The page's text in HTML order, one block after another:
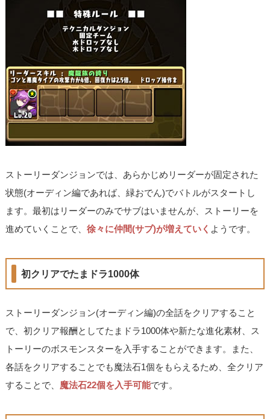
ストーリーダンジョンでは、あらかじめリーダーが固定された
状態(オーディン編であれば、緑おでん)でバトルがスタートし
ます。最初はリーダーのみでサブはいませんが、ストーリーを
進めていくことで、徐々に仲間(サブ)が増えていく ようです。
初クリアでたまドラ1000体
ストーリーダンジョン(オーディン編)の全話をクリアすること
で、初クリア報酬としてたまドラ1000体や新たな進化素材、ス
トーリーのボスモンスターを入手することができます。また、
各話をクリアすることでも魔法石1個をもらえるため、全クリア
することで、 魔法石22個を入手可能です。